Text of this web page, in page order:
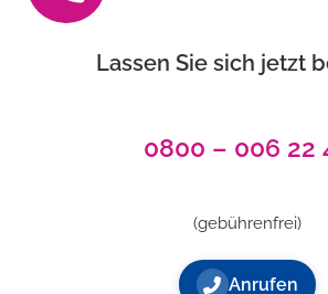
Lassen Sie sich jetzt
0800 – 006 22
(gebührenfrei)
Anrufen